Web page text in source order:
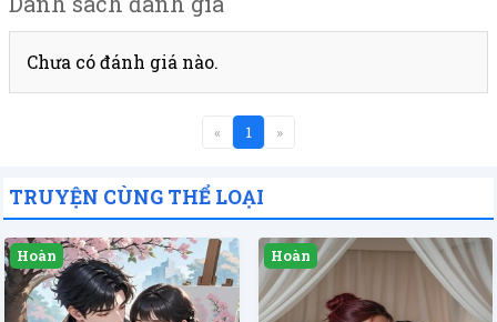
Chưa có đánh giá nào.
« 1 »
TRUYỆN CÙNG THỂ LOẠI